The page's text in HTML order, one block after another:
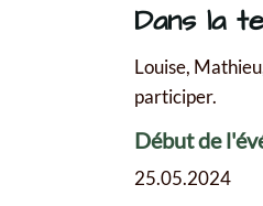
Dans la
Louise,
participer.
Début de
25.05.2024